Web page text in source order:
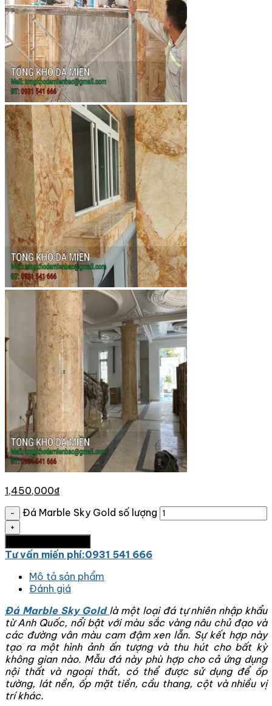
1,450,000₫
Đá Marble Sky Gold số lượng
Tư vấn miến phí:0931 541 666
Mô tả sản phẩm
Đánh giá
Đá Marble Sky Gold là một loại đá tự nhiên nhập khẩu
từ Anh Quốc, nổi bật với màu sắc vàng nâu chủ đạo và
các đường vân màu cam đậm xen lẫn. Sự kết hợp này
tạo ra một hình ảnh ấn tượng và thu hút cho bất kỳ
không gian nào. Mẫu đá này phù hợp cho cả ứng dụng
nội thất và ngoại thất, có thể được sử dụng để ốp
tường, lát nền, ốp mặt tiền, cầu thang, cột và nhiều vị
trí khác.